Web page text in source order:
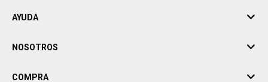
AYUDA
NOSOTROS
COMPRA